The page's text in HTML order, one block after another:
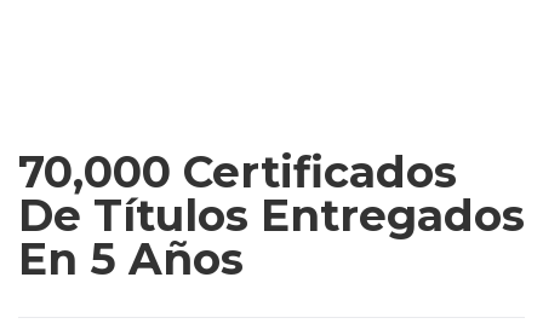
70,000 Certificados
De Títulos Entregados
En 5 Años